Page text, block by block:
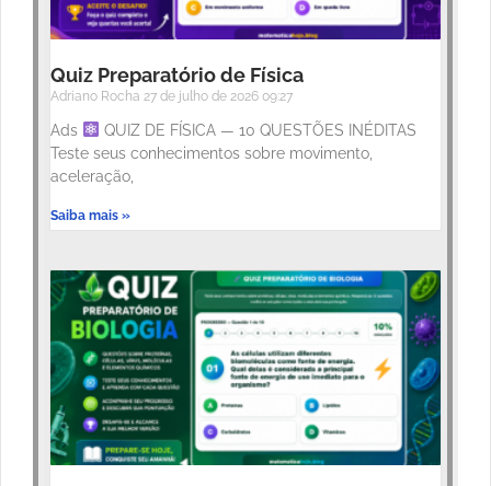
Quiz Preparatório de Física
Adriano Rocha 27 de julho de 2026 09:27
Ads
QUIZ DE FÍSICA — 10 QUESTÕES INÉDITAS
Teste seus conhecimentos sobre movimento,
aceleração,
Saiba mais »